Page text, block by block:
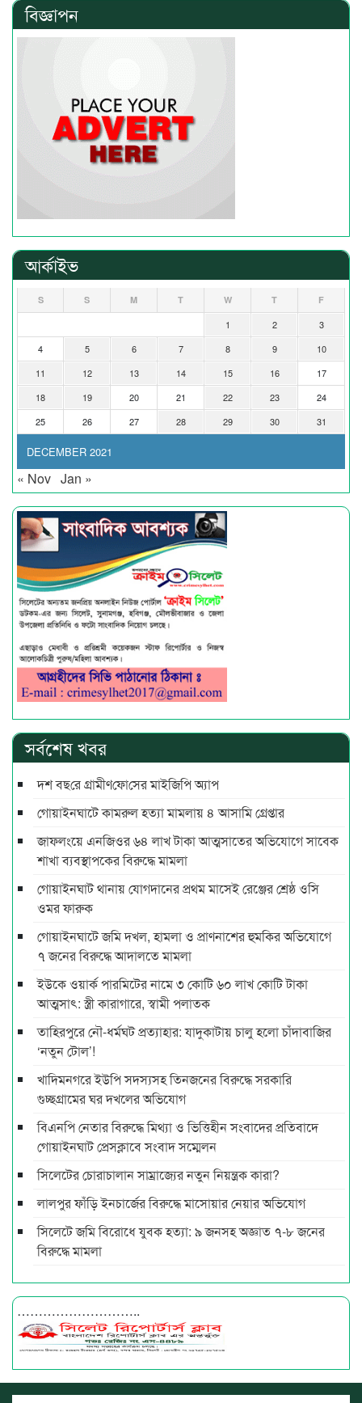
বিজ্ঞাপন
আর্কাইভ
DECEMBER 2021
S S M T W T F
1 2
3
4
5 6 7 8 9
10
11
12 13 14 15 16
17
18
19 20 21 22 23
24
25
26 27 28 29 30 31
« Nov Jan »
সর্বশেষ খবর
দশ বছ‌রে গ্রামীণ‌ফো‌সের মাইজিপি অ্যাপ
গোয়াইনঘাটে কামরুল হত্যা মামলায় ৪ আসামি গ্রেপ্তার
জাফলংয়ে এনজিওর ৬৪ লাখ টাকা আত্মসাতের অভিযোগে সাবেক
শাখা ব্যবস্থাপকের বিরুদ্ধে মামলা
গোয়াইনঘাট থানায় যোগদানের প্রথম মাসেই রেঞ্জের শ্রেষ্ঠ ওসি
ওমর ফারুক
গোয়াইনঘাটে জমি দখল, হামলা ও প্রাণনাশের হুমকির অভিযোগে
৭ জনের বিরুদ্ধে আদালতে মামলা
ইউকে ওয়ার্ক পারমিটের নামে ৩ কোটি ৬০ লাখ কোটি টাকা
আত্মসাৎ: স্ত্রী কারাগারে, স্বামী পলাতক
তাহিরপুরে নৌ-ধর্মঘট প্রত্যাহার: যাদুকাটায় চালু হলো চাঁদাবাজির
‘নতুন টোল’!
খাদিমনগরে ইউপি সদস্যসহ তিনজনের বিরুদ্ধে সরকারি
গুচ্ছগ্রামের ঘর দখলের অভিযোগ
বিএনপি নেতার বিরুদ্ধে মিথ্যা ও ভিত্তিহীন সংবাদের প্রতিবাদে
গোয়াইনঘাট প্রেসক্লাবে সংবাদ সম্মেলন
সিলেটের চোরাচালান সাম্রাজ্যের নতুন নিয়ন্ত্রক কারা?
লালপুর ফাঁড়ি ইনচার্জের বিরুদ্ধে মাসোয়ার নেয়ার অভিযোগ
সিলেটে জমি বিরোধে যুবক হত্যা: ৯ জনসহ অজ্ঞাত ৭-৮ জনের
বিরুদ্ধে মামলা
………………………..